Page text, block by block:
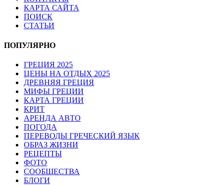
КАРТА САЙТА
ПОИСК
СТАТЬИ
ПОПУЛЯРНО
ГРЕЦИЯ 2025
ЦЕНЫ НА ОТДЫХ 2025
ДРЕВНЯЯ ГРЕЦИЯ
МИФЫ ГРЕЦИИ
КАРТА ГРЕЦИИ
КРИТ
АРЕНДА АВТО
ПОГОДА
ПЕРЕВОДЫ ГРЕЧЕСКИЙ ЯЗЫК
ОБРАЗ ЖИЗНИ
РЕЦЕПТЫ
ФОТО
СООБЩЕСТВА
БЛОГИ